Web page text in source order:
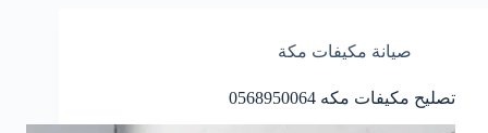
صيانة مكيفات مكة
تصليح مكيفات مكه 0568950064